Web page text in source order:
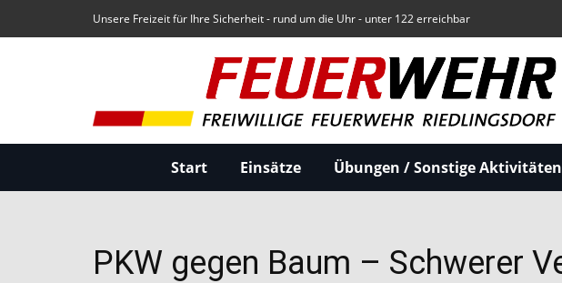
Unsere Freizeit für Ihre Sicherheit - rund um die Uhr - unter 122 erreichbar
Start Einsätze Übungen / Sonstige Aktivitäten
PKW gegen Baum – Schwerer